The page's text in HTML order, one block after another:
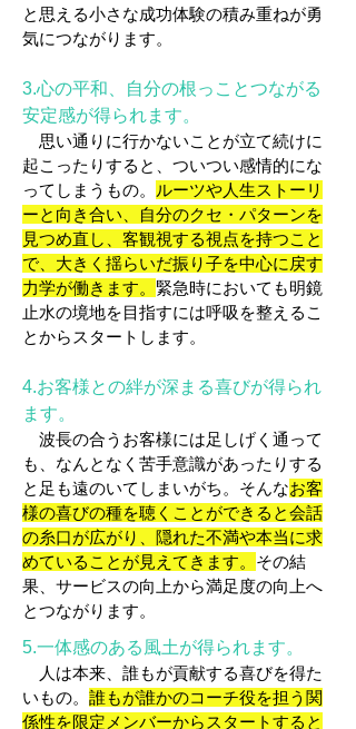
と思える小さな成功体験の積み重ねが勇
気につながります。
3.心の平和、自分の根っことつながる
安定感が得られます。
思い通りに行かないことが立て続けに
起こったりすると、ついつい感情的にな
ってしまうもの。
ルーツや人生ストーリ
ーと向き合い、自分のクセ・パターンを
見つめ直し
客観視する視点を持つこと
で、大きく揺らいだ振り子を中心に戻す
力学が働きます。 緊急時においても明鏡
止水の境地を目指すには呼吸を整えるこ
とからスタートします。
4.お客様との絆が深まる喜びが得られ
ます。
波長の合うお客様には足しげく通って
も、なんとなく苦手意識があったりする
と足も遠のいてしまいがち。そんなお客
様の喜びの種を聴くことができると会話
の糸口が広がり、隠れた不満や本当に求
めていることが見えてきます。 その結
果、サービスの向上から満足度の向上へ
とつながります。
5.一体感のある風土が得られます。
人は本来、誰もが貢献する喜びを得た
いもの。 誰もが誰かのコーチ役を担う関
係性を限定メンバーからスタートすると